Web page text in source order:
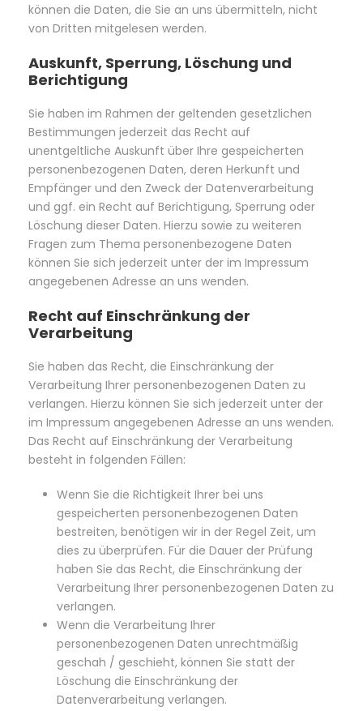
können die Daten, die Sie an uns übermitteln, nicht
von Dritten mitgelesen werden.
Auskunft, Sperrung, Löschung und
Berichtigung
Sie haben im Rahmen der geltenden gesetzlichen
Bestimmungen jederzeit das Recht auf
unentgeltliche Auskunft über Ihre gespeicherten
personenbezogenen Daten, deren Herkunft und
Empfänger und den Zweck der Datenverarbeitung
und ggf. ein Recht auf Berichtigung, Sperrung oder
Löschung dieser Daten. Hierzu sowie zu weiteren
Fragen zum Thema personenbezogene Daten
können Sie sich jederzeit unter der im Impressum
angegebenen Adresse an uns wenden.
Recht auf Einschränkung der
Verarbeitung
Sie haben das Recht, die Einschränkung der
Verarbeitung Ihrer personenbezogenen Daten zu
verlangen. Hierzu können Sie sich jederzeit unter der
im Impressum angegebenen Adresse an uns wenden.
Das Recht auf Einschränkung der Verarbeitung
besteht in folgenden Fällen:
Wenn Sie die Richtigkeit Ihrer bei uns
gespeicherten personenbezogenen Daten
bestreiten, benötigen wir in der Regel Zeit, um
dies zu überprüfen. Für die Dauer der Prüfung
haben Sie das Recht, die Einschränkung der
Verarbeitung Ihrer personenbezogenen Daten zu
verlangen.
Wenn die Verarbeitung Ihrer
personenbezogenen Daten unrechtmäßig
geschah / geschieht, können Sie statt der
Löschung die Einschränkung der
Datenverarbeitung verlangen.